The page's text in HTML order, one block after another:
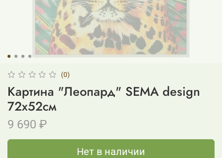
(0)
Картина "Леопард" SEMA design
72х52см
9 690 ₽
Нет в наличии